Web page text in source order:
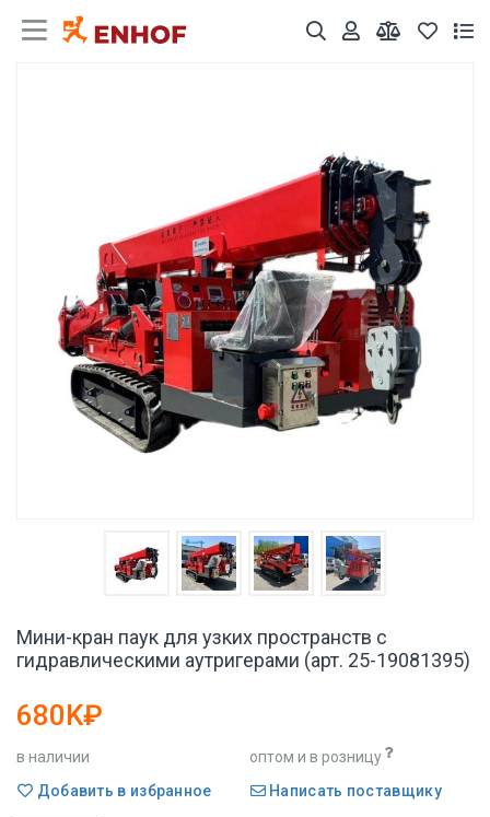
Мини-кран паук для узких пространств с
гидравлическими аутригерами (арт. 25-19081395)
680K₽
в наличии
оптом и в розницу
Добавить в избранное
Написать поставщику